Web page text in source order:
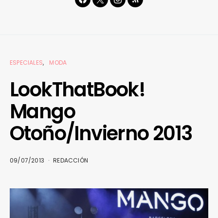
ESPECIALES MODA
LookThatBook!
Mango
Otoño/Invierno 2013
09/07/2013 REDACCIÓN